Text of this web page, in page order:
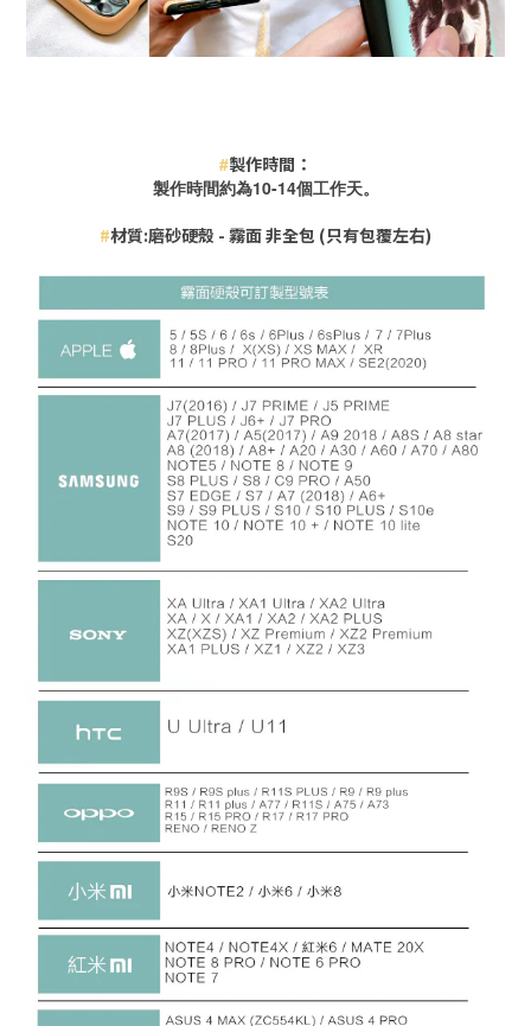
#製作時間：
製作時間約為10-14個工作天。
#材質:磨砂硬殼 - 霧面 非全包 (只有包覆左右)